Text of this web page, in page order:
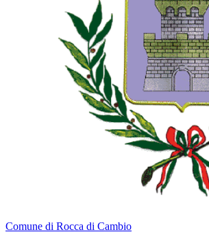
Comune di Rocca di Cambio